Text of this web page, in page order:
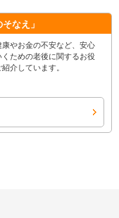
そなえ」
やお金の不安など、安心
くための老後に関するお役
介しています。